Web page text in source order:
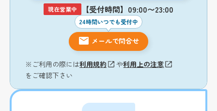
現在営業中 【受付時間】09:00〜23:00
24時間いつでも受付中
メールで問合せ
※ご利用の際には利用規約 や利用上の注意
をご確認下さい